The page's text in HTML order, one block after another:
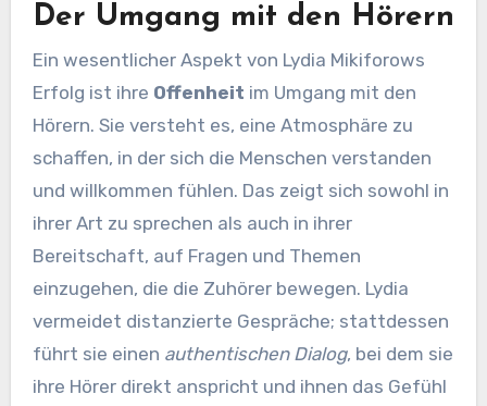
Der Umgang mit den Hörern
Ein wesentlicher Aspekt von Lydia Mikiforows
Erfolg ist ihre Offenheit im Umgang mit den
Hörern. Sie versteht es, eine Atmosphäre zu
schaffen, in der sich die Menschen verstanden
und willkommen fühlen. Das zeigt sich sowohl in
ihrer Art zu sprechen als auch in ihrer
Bereitschaft, auf Fragen und Themen
einzugehen, die die Zuhörer bewegen. Lydia
vermeidet distanzierte Gespräche; stattdessen
führt sie einen authentischen Dialog, bei dem sie
ihre Hörer direkt anspricht und ihnen das Gefühl